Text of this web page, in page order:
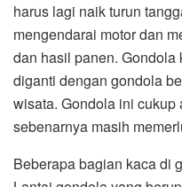
harus lagi naik turun
mengendarai motor dan
dan hasil panen.
diganti dengan gondola
wisata. Gondola ini
sebenarnya masih
Beberapa bagian kaca di